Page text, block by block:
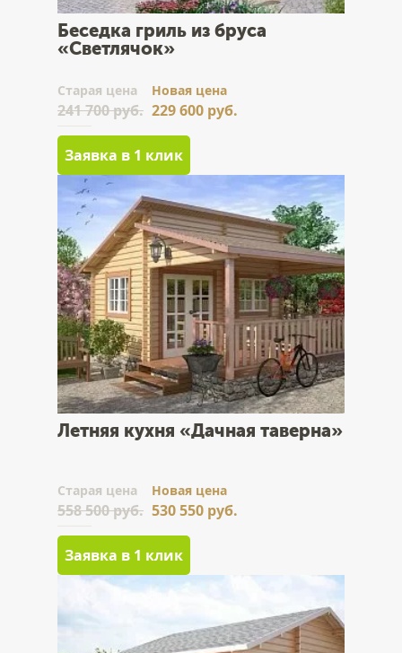
Беседка гриль из бруса
«Светлячок»
Cтарая цена
241 700 руб.
Новая цена
229 600 руб.
Заявка в 1 клик
Летняя кухня «Дачная таверна»
Cтарая цена
558 500 руб.
Новая цена
530 550 руб.
Заявка в 1 клик